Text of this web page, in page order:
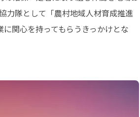
力隊として「農村地域人材育成推進
関心を持ってもらうきっかけとな